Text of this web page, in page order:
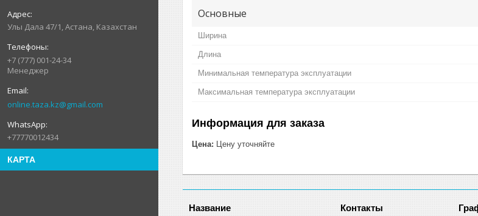
Улы Дала 47/1, Астана, Казахстан
+7 (777) 001-24-34
Менеджер
online.taza.kz@gmail.com
+77770012434
КАРТА
Основные
Ширина
Длина
Минимальная температура эксплуатации
Максимальная температура эксплуатации
Информация для заказа
Цена: Цену уточняйте